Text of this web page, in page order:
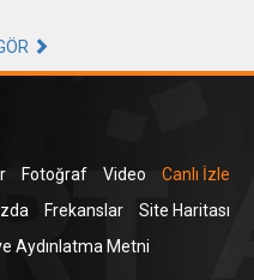
Fotoğraf Video
Canlı İzle
Frekanslar
Site Haritası
Aydınlatma Metni